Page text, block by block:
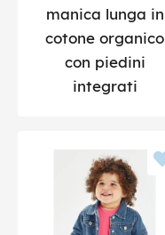
manica lunga in
cotone organico
con piedini
integrati